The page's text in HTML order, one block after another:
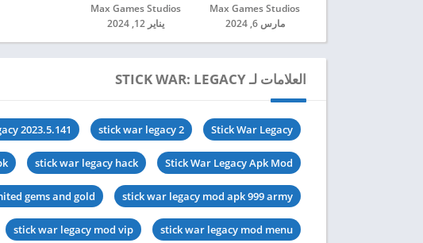
Max Games Studios‏
مارس 6, 2024
Max Games Studios‏
يناير 12, 2024
العلامات لـ STICK WAR: LEGACY
Stick War Legacy
stick war legacy 2
2023.5.141
Stick War Legacy Apk Mod
stick war legacy hack
stick war legacy mod apk 999 army
gems and gold
stick war legacy mod menu
stick war legacy mod vip